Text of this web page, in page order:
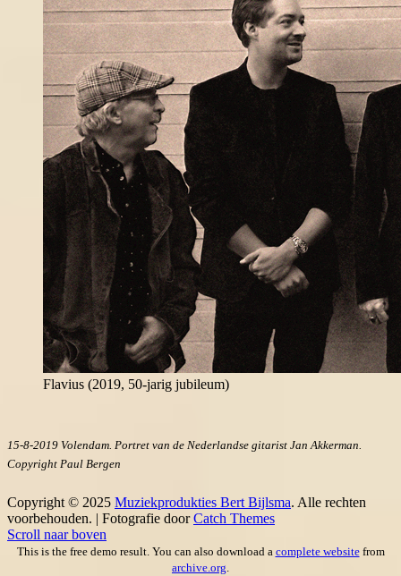
Flavius (2019, 50-jarig jubileum)
15-8-2019 Volendam. Portret van de Nederlandse gitarist Jan Akkerman.
Copyright Paul Bergen
Copyright © 2025 Muziekprodukties Bert Bijlsma. Alle rechten
voorbehouden. | Fotografie doorCatch Themes
Scroll naar boven
This is the free demo result. You can also download a complete websitefrom
archive.org.